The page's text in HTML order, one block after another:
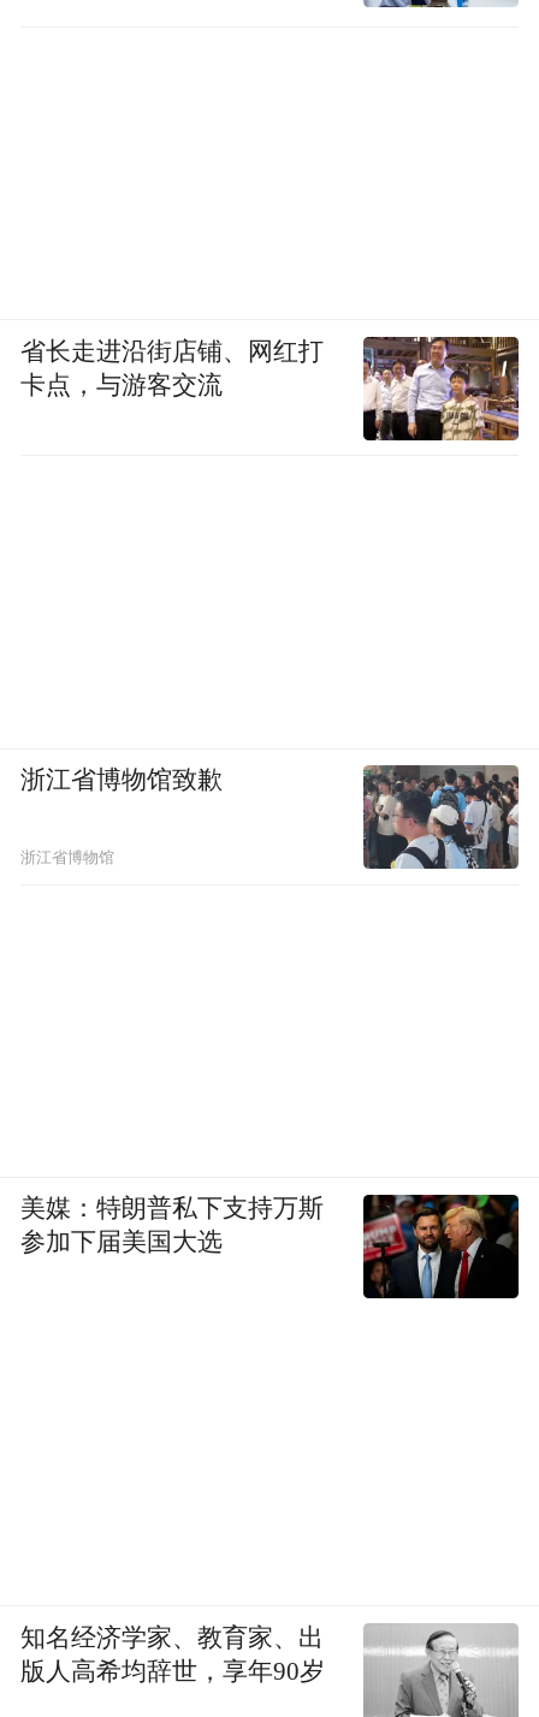
省长走进沿街店铺、网红打
卡点，与游客交流
浙江省博物馆致歉
浙江省博物馆
美媒：特朗普私下支持万斯
参加下届美国大选
知名经济学家、教育家、出
版人高希均辞世，享年90岁